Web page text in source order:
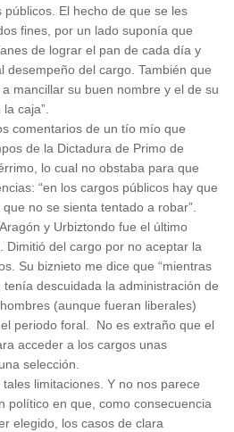
El hecho de que se les
fines, por un lado suponía que
de lograr el pan de cada día y
desempeño del cargo. También que
mancillar su buen nombre y el de su
caja”.
comentarios de un tío mío que
de la Dictadura de Primo de
lo cual no obstaba para que
“en los cargos públicos hay que
no se sienta tentado a robar”.
y Urbiztondo fue el último
Dimitió del cargo por no aceptar la
Su biznieto me dice que “mientras
descuidada la administración de
(aunque fueran liberales)
periodo foral. No es extraño que el
acceder a los cargos unas
selección.
limitaciones. Y no nos parece
político en que, como consecuencia
elegido, los casos de clara